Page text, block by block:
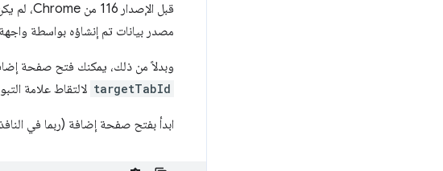
قبل الإصدار 116 من Chrome، لم يكن من الممكن استخدام واجهة برمجة تطبيقات
مصدر بيانات تم إنشاؤه بواسطة
وبدلاً من ذلك، يمكنك فتح صفحة
targetTabId لالتقاط علامة
ابدأ بفتح صفحة إضافة (ربما في